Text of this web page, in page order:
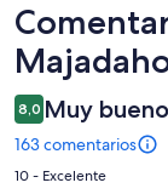
8,0 Muy bueno
163 comentarios
62
10 - Excelente